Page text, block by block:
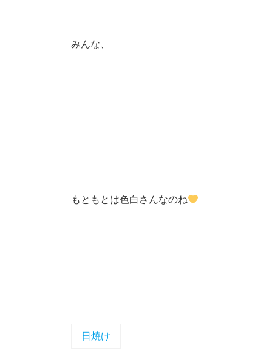
みんな、
もともとは色白さんなのね
日焼け